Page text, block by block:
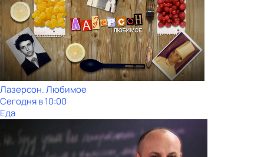
Лазерсон. Любимое
Сегодня в 10:00
Еда